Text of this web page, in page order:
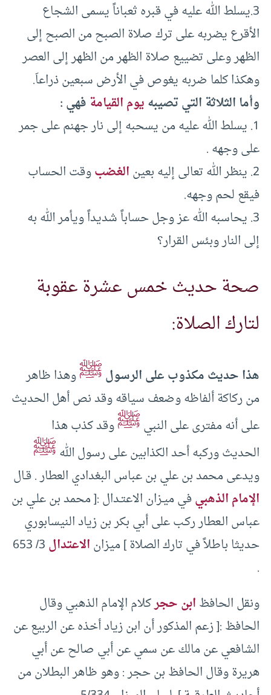
3.يسلط الله عليه في قبره ثعباناً يسمى الشجاع
الأقرع يضربه على ترك صلاة الصبح من الصبح إلى
الظهر وعلى تضييع صلاة الظهر من الظهر إلى العصر
وهكذا كلما ضربه يغوص في الأرض سبعين ذراعاَ.
وأما الثلاثة التي تصيبهيوم القيامةفهي :
1. يسلط الله عليه من يسحبه إلى نار جهنم على جمر
على وجهه .
2. ينظر الله تعالى إليه بعين
الغضبوقت الحساب
فيقع لحم وجهه.
3. يحاسبه الله عز وجل حساباً شديداً ويأمر الله به
إلى النار وبئس القرار؟
صحة حديث خمس عشرة عقوبة
لتارك الصلاة:
هذا حديث مكذوب على الرسولﷺوهذا ظاهر
من ركاكة ألفاظه وضعف سياقه وقد نص أهل الحديث
على أنه مفترى على النبيﷺوقد كذب هذا
الحديث وركبه أحد الكذابين على رسول اللهﷺ
ويدعى محمد بن علي بن عباس البغدادي العطار . قـال
الإمام الذهبيفي ميـزان الاعتـدال :[ محمد بن علـي بن
عباس الـعطار ركـب على أبي بكر بن زياد النيسابوري
حديثا باطلاً في تارك الصلاة ] ميزانالاعتدال
3/ 653
.
ونقل الحافظابن حجركلام الإمام الذهبي وقال
الحافظ :[ زعم المذكور أن ابن زياد أخذه عن الربيع عن
الشافعي عن مالك عن سمي عن أبي صالح عن أبي
هريرة وقال الحافظ بن حجر : وهو ظاهر البطلان من